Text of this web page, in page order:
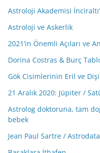
Astroloji Akademisi
Astroloji ve Askerlik
2021’in Önemli Açıları ve
Dorina Costras & Burç
Gök Cisimlerinin Eril ve
21 Aralık 2020: Jüpiter /
Astrolog doktoruna, tam
bebek
Jean Paul Sartre /